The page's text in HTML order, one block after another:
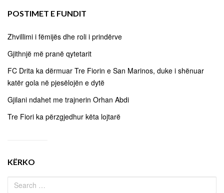
POSTIMET E FUNDIT
Zhvillimi i fëmijës dhe roli i prindërve
Gjithnjë më pranë qytetarit
FC Drita ka dërmuar Tre Fiorin e San Marinos, duke i shënuar
katër gola në pjesëlojën e dytë
Gjilani ndahet me trajnerin Orhan Abdi
Tre Fiori ka përzgjedhur këta lojtarë
KËRKO